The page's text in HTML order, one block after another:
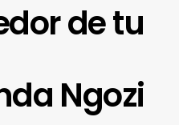
de tu
Ngozi